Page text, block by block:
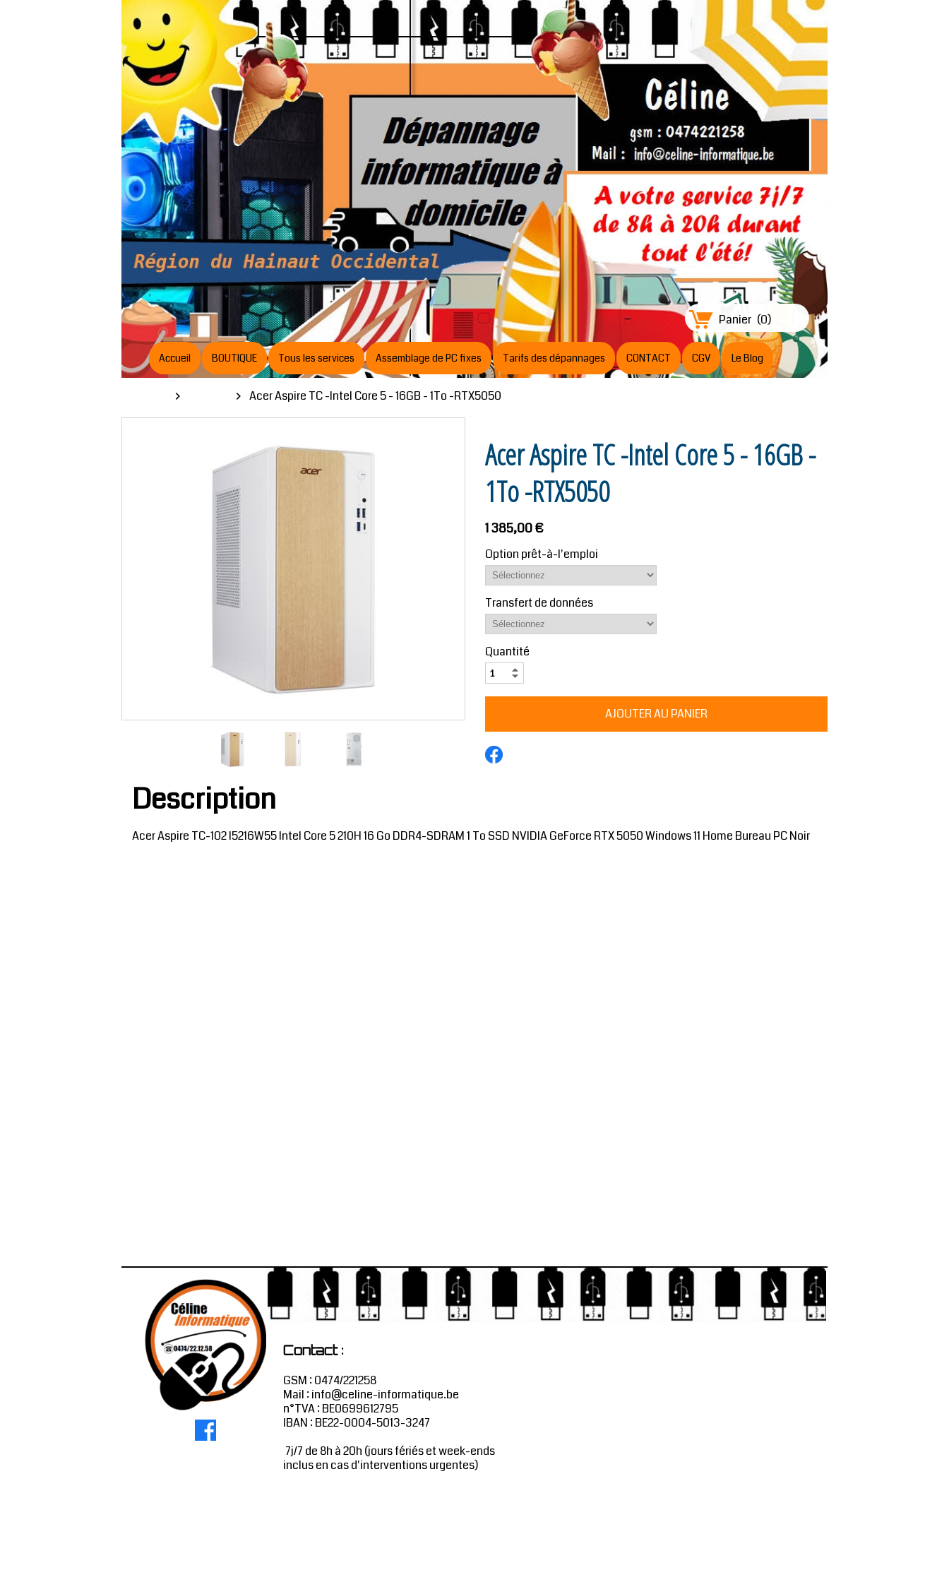
Panier (0)
Accueil BOUTIQUE Tous les services Assemblage de PC fixes Tarifs des dépannages CONTACT CGV Le Blog
Acer Aspire TC -Intel Core 5 - 16GB - 1To -RTX5050
Acer Aspire TC -Intel Core 5 - 16GB -
1To -RTX5050
1 385,00 €
Option prêt-à-l'emploi
Transfert de données
Quantité
Description
Acer Aspire TC-102 I5216W55 Intel Core 5 210H 16 Go DDR4-SDRAM 1 To SSD NVIDIA GeForce RTX 5050 Windows 11 Home Bureau PC Noir
Contact :
GSM : 0474/221258
Mail : info@celine-informatique.be
n°TVA : BE0699612795
IBAN : BE22-0004-5013-3247
7j/7 de 8h à 20h (jours fériés et week-ends
inclus en cas d'interventions urgentes)